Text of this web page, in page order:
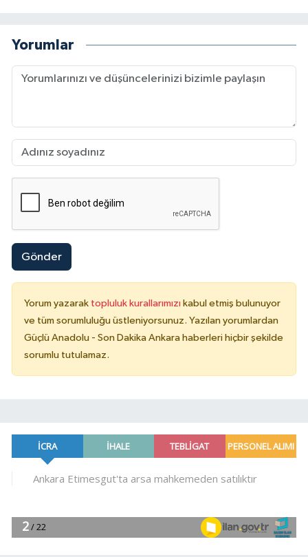
Yorumlar
Gönder
Yorum yazarak topluluk kurallarımızı kabul etmiş bulunuyor
ve tüm sorumluluğu üstleniyorsunuz. Yazılan yorumlardan
Güçlü Anadolu - Son Dakika Ankara haberleri hiçbir şekilde
sorumlu tutulamaz.